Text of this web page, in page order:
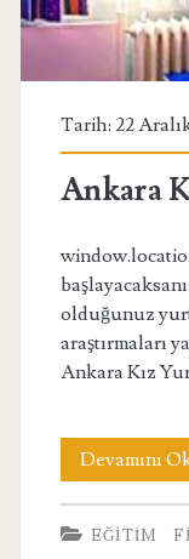
Tarih: 22
Ankara
olduğunuz
araştırmaları
Ankara Kız
Devamını
EĞITIM